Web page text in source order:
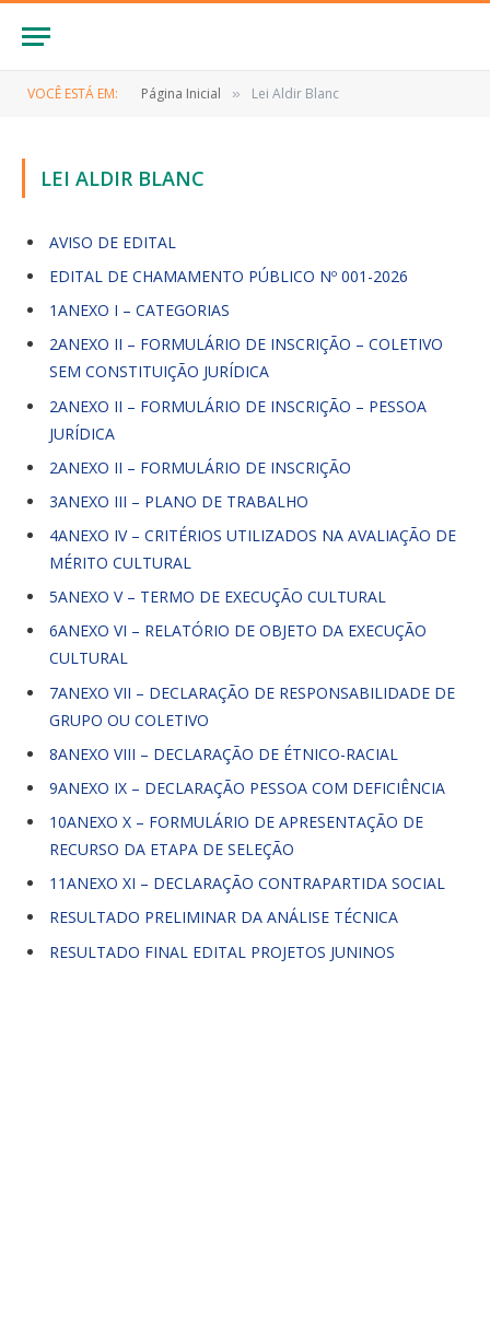
VOCÊ ESTÁ EM: Página Inicial » Lei Aldir Blanc
LEI ALDIR BLANC
AVISO DE EDITAL
EDITAL DE CHAMAMENTO PÚBLICO Nº 001-2026
1ANEXO I – CATEGORIAS
2ANEXO II – FORMULÁRIO DE INSCRIÇÃO – COLETIVO
SEM CONSTITUIÇÃO JURÍDICA
2ANEXO II – FORMULÁRIO DE INSCRIÇÃO – PESSOA
JURÍDICA
2ANEXO II – FORMULÁRIO DE INSCRIÇÃO
3ANEXO III – PLANO DE TRABALHO
4ANEXO IV – CRITÉRIOS UTILIZADOS NA AVALIAÇÃO DE
MÉRITO CULTURAL
5ANEXO V – TERMO DE EXECUÇÃO CULTURAL
6ANEXO VI – RELATÓRIO DE OBJETO DA EXECUÇÃO
CULTURAL
7ANEXO VII – DECLARAÇÃO DE RESPONSABILIDADE DE
GRUPO OU COLETIVO
8ANEXO VIII – DECLARAÇÃO DE ÉTNICO-RACIAL
9ANEXO IX – DECLARAÇÃO PESSOA COM DEFICIÊNCIA
10ANEXO X – FORMULÁRIO DE APRESENTAÇÃO DE
RECURSO DA ETAPA DE SELEÇÃO
11ANEXO XI – DECLARAÇÃO CONTRAPARTIDA SOCIAL
RESULTADO PRELIMINAR DA ANÁLISE TÉCNICA
RESULTADO FINAL EDITAL PROJETOS JUNINOS